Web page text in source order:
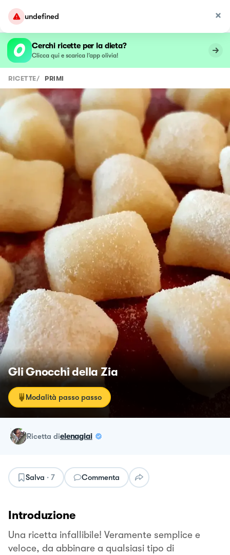
undefined
Cerchi ricette per la dieta?
Clicca qui e scarica l’app olivia!
RICETTE/ PRIMI
Gli Gnocchi della Zia
Modalità passo passo
ricetta dielenagiai
Salva · 7 Commenta
Introduzione
Una ricetta infallibile! Veramente semplice e
veloce, da abbinare a qualsiasi tipo di